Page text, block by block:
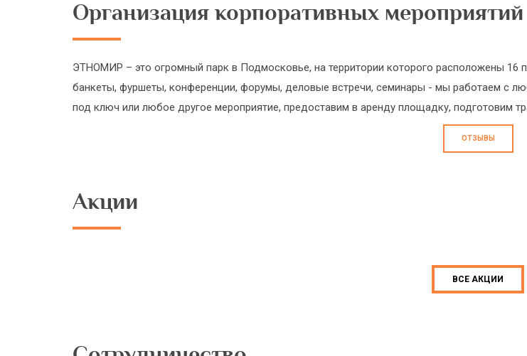
Организация корпоративных
ЭТНОМИР – это огромный парк в Подмосковье, на территории которого расположены 16
банкеты, фуршеты, конференции, форумы, деловые встречи, семинары - мы работаем с
под ключ или любое другое мероприятие, предоставим в аренду площадку, подготовим
ОТЗЫВЫ
Акции
ВСЕ АКЦИИ